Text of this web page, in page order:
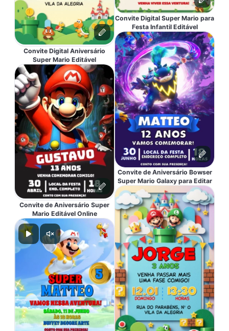
Convite Digital Aniversário
Super Mario Editável
Convite de Aniversário Super
Mario Editável Online
Convite Digital Super Mario para
Festa Infantil Editável
Convite de Aniversário Bowser
Super Mario Galaxy para Editar